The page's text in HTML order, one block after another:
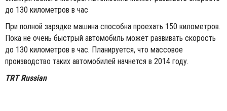
до 130 километров в час
При полной зарядке машина способна проехать 150 километров.
Пока не очень быстрый автомобиль может развивать скорость
до 130 километров в час. Планируется, что массовое
производство таких автомобилей начнется в 2014 году.
TRT Russian